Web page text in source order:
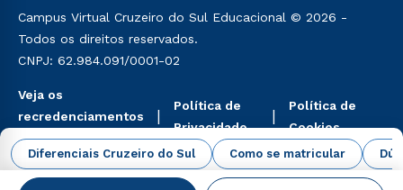
Diferenciais Cruzeiro do Sul Como se matricular
mencionadas são referentes aos cursos: Ensino
Religioso, Geografia para a Docência e Metodologia
do Ensino de História: Questões Atuais.
Campus Virtual Cruzeiro do Sul Educacional © 2026 -
Todos os direitos reservados.
CNPJ: 62.984.091/0001-02
Veja os
recredenciamentos
aqui
Política de
Privacidade
Política de
Cookies